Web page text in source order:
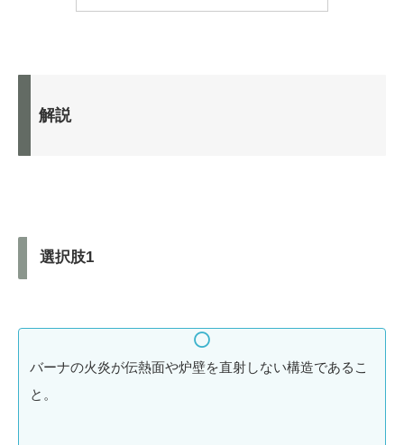
解説
選択肢1
バーナの火炎が伝熱面や炉壁を直射しない構造であるこ
と。